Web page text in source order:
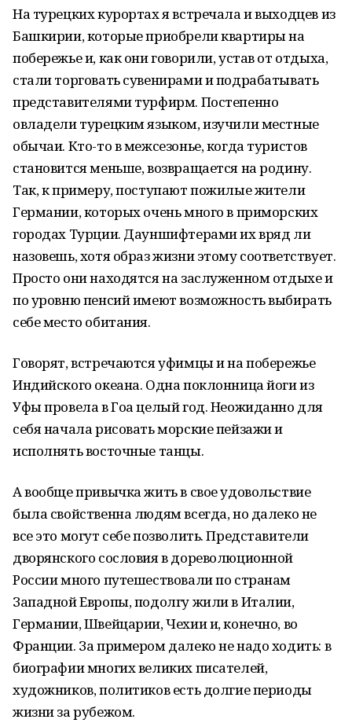
На турецких курортах я встречала и выходцев из
Башкирии, которые приобрели квартиры на
побережье и, как они говорили, устав от отдыха,
стали торговать сувенирами и подрабатывать
представителями турфирм. Постепенно
овладели турецким языком, изучили местные
обычаи. Кто-то в межсезонье, когда туристов
становится меньше, возвращается на родину.
Так, к примеру, поступают пожилые жители
Германии, которых очень много в приморских
городах Турции. Дауншифтерами их вряд ли
назовешь, хотя образ жизни этому соответствует.
Просто они находятся на заслуженном отдыхе и
по уровню пенсий имеют возможность выбирать
себе место обитания.
Говорят, встречаются уфимцы и на побережье
Индийского океана. Одна поклонница йоги из
Уфы провела в Гоа целый год. Неожиданно для
себя начала рисовать морские пейзажи и
исполнять восточные танцы.
А вообще привычка жить в свое удовольствие
была свойственна людям всегда, но далеко не
все это могут себе позволить. Представители
дворянского сословия в дореволюционной
России много путешествовали по странам
Западной Европы, подолгу жили в Италии,
Германии, Швейцарии, Чехии и, конечно, во
Франции. За примером далеко не надо ходить: в
биографии многих великих писателей,
художников, политиков есть долгие периоды
жизни за рубежом.